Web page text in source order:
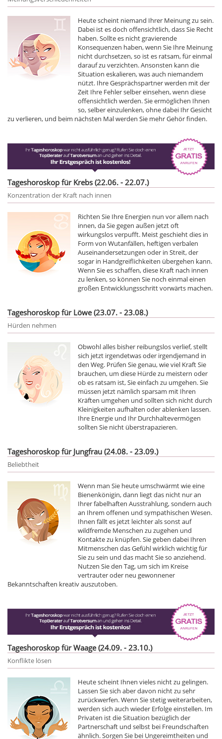
Heute scheint niemand Ihrer Meinung zu sein.
Dabei ist es doch offensichtlich, dass Sie Recht
haben. Sollte es nicht gravierende
Konsequenzen haben, wenn Sie Ihre Meinung
nicht durchsetzen, so ist es ratsam, für einmal
darauf zu verzichten. Ansonsten kann die
Situation eskalieren, was auch niemandem
nützt. Ihre Gesprächspartner werden mit der
Zeit Ihre Fehler selber einsehen, wenn diese
offensichtlich werden. Sie ermöglichen Ihnen
so, selber einzulenken, ohne dabei Ihr Gesicht
zu verlieren, und beim nächsten Mal werden Sie mehr Gehör finden.
Tageshoroskop für Krebs (22.06. - 22.07.)
Konzentration der Kraft nach innen
Richten Sie Ihre Energien nun vor allem nach
innen, da Sie gegen außen jetzt oft
wirkungslos verpufft. Meist geschieht dies in
Form von Wutanfällen, heftigen verbalen
Auseinandersetzungen oder in Streit, der
sogar in Handgreiflichkeiten übergehen kann.
Wenn Sie es schaffen, diese Kraft nach innen
zu lenken, so können Sie noch einmal einen
großen Entwicklungsschritt vorwärts machen.
Tageshoroskop für Löwe (23.07. - 23.08.)
Hürden nehmen
Obwohl alles bisher reibungslos verlief, stellt
sich jetzt irgendetwas oder irgendjemand in
den Weg. Prüfen Sie genau, wie viel Kraft Sie
brauchen, um diese Hürde zu meistern oder
ob es ratsam ist, Sie einfach zu umgehen. Sie
müssen jetzt nämlich sparsam mit Ihren
Kräften umgehen und sollten sich nicht durch
Kleinigkeiten aufhalten oder ablenken lassen.
Ihre Energie und Ihr Durchhaltevermögen
sollten Sie nicht überstrapazieren.
Tageshoroskop für Jungfrau (24.08. - 23.09.)
Beliebtheit
Wenn man Sie heute umschwärmt wie eine
Bienenkönigin, dann liegt das nicht nur an
Ihrer fabelhaften Ausstrahlung, sondern auch
an Ihrem offenen und sympathischen Wesen.
Ihnen fällt es jetzt leichter als sonst auf
wildfremde Menschen zu zugehen und
Kontakte zu knüpfen. Sie geben dabei Ihren
Mitmenschen das Gefühl wirklich wichtig für
Sie zu sein und das macht Sie so anziehend.
Nutzen Sie den Tag, um sich im Kreise
vertrauter oder neu gewonnener
Bekanntschaften kreativ auszutoben.
Tageshoroskop für Waage (24.09. - 23.10.)
Konflikte lösen
Heute scheint Ihnen vieles nicht zu gelingen.
Lassen Sie sich aber davon nicht zu sehr
zurückwerfen. Wenn Sie stetig weiterarbeiten,
werden sich auch wieder Erfolge einstellen. Im
Privaten ist die Situation bezüglich der
Partnerschaft und selbst bei Freundschaften
ähnlich. Sorgen Sie bei Ungereimtheiten und